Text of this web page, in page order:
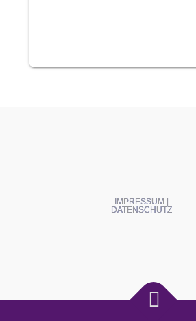
IMPRESSUM |
DATENSCHUTZ